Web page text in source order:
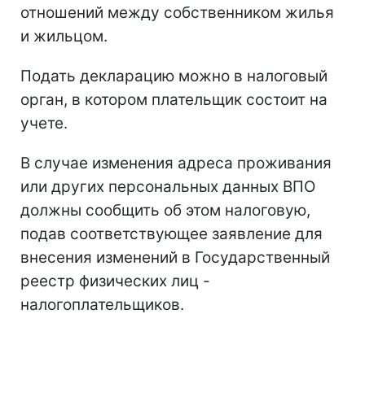
отношений между собственником жилья
и жильцом.
Подать декларацию можно в налоговый
орган, в котором плательщик состоит на
учете.
В случае изменения адреса проживания
или других персональных данных ВПО
должны сообщить об этом налоговую,
подав соответствующее заявление для
внесения изменений в Государственный
реестр физических лиц -
налогоплательщиков.